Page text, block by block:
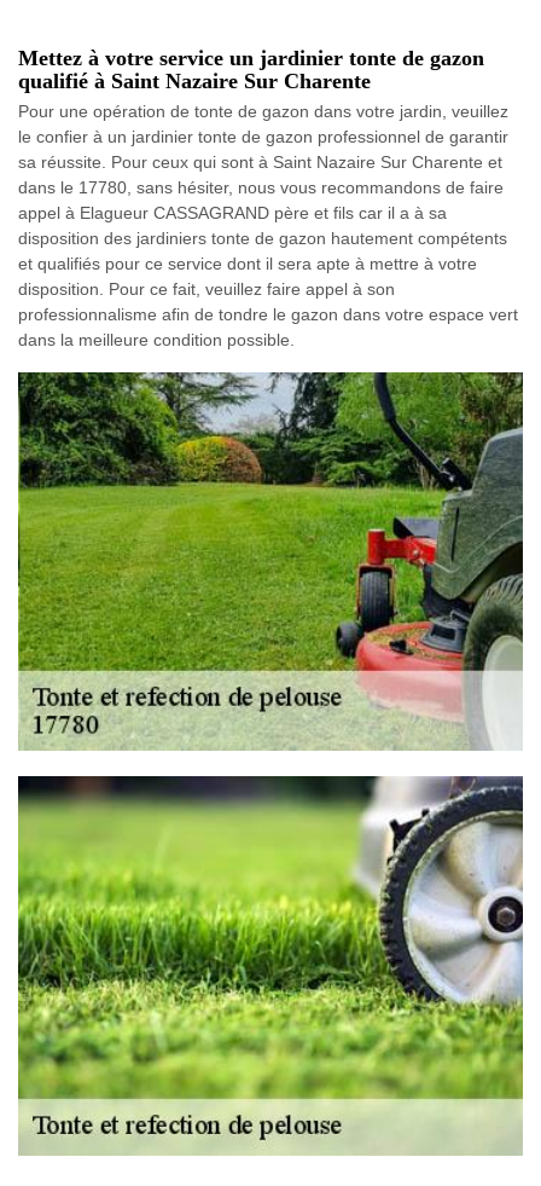
Mettez à votre service un jardinier tonte de gazon
qualifié à Saint Nazaire Sur Charente
Pour une opération de tonte de gazon dans votre jardin, veuillez
le confier à un jardinier tonte de gazon professionnel de garantir
sa réussite. Pour ceux qui sont à Saint Nazaire Sur Charente et
dans le 17780, sans hésiter, nous vous recommandons de faire
appel à Elagueur CASSAGRAND père et fils car il a à sa
disposition des jardiniers tonte de gazon hautement compétents
et qualifiés pour ce service dont il sera apte à mettre à votre
disposition. Pour ce fait, veuillez faire appel à son
professionnalisme afin de tondre le gazon dans votre espace vert
dans la meilleure condition possible.